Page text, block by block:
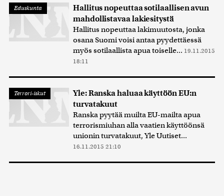
Eduskunta
Hallitus nopeuttaa sotilaallisen avun
mahdollistavaa lakiesitystä
Hallitus nopeuttaa lakimuutosta, jonka
osana Suomi voisi antaa pyydettäessä
myös sotilaallista apua toiselle... 19.11.2015
18:11
Terrori-iskut
Yle: Ranska haluaa käyttöön EU:n
turvatakuut
Ranska pyytää muilta EU-mailta apua
terrorismiuhan alla vaatien käyttöönsä
unionin turvatakuut, Yle Uutiset...
16.11.2015 21:10